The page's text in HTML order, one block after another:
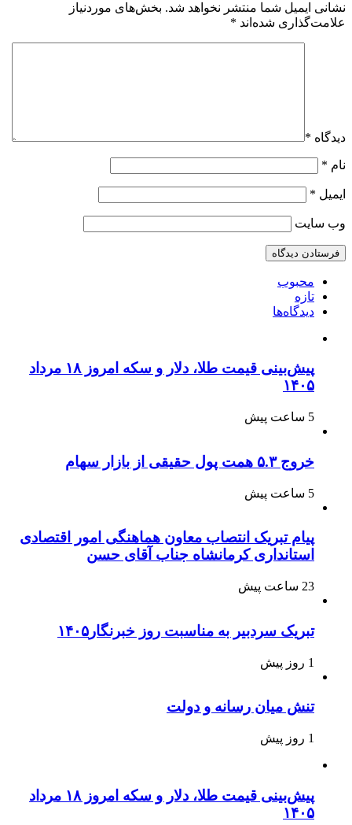
نشانی ایمیل شما منتشر نخواهد شد. بخش‌های موردنیاز
علامت‌گذاری شده‌اند *
دیدگاه *
نام *
ایمیل *
وب‌ سایت
محبوب
تازه
دیدگاه‌ها
پیش‌بینی قیمت طلا، دلار و سکه امروز ۱۸ مرداد
۱۴۰۵
5 ساعت پیش
خروج ۵.۳ همت پول حقیقی از بازار سهام
5 ساعت پیش
پیام تبریک انتصاب معاون هماهنگی امور اقتصادی
استانداری کرمانشاه جناب آقای حسن
23 ساعت پیش
تبریک سردبیر به مناسبت روز خبرنگار۱۴۰۵
1 روز پیش
تنش میان رسانه و دولت
1 روز پیش
پیش‌بینی قیمت طلا، دلار و سکه امروز ۱۸ مرداد
۱۴۰۵